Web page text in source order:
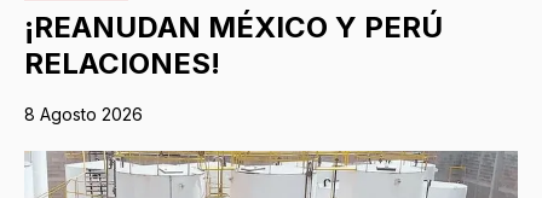
¡REANUDAN MÉXICO Y PERÚ
RELACIONES!
8 Agosto 2026